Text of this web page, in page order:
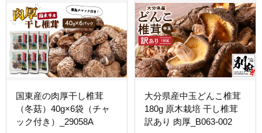
国東産の肉厚干し椎茸
（冬菇）40g×6袋（チャ
ック付き）_29058A
大分県産中玉どんこ椎茸
180g 原木栽培 干し椎茸
訳あり 肉厚_B063-002